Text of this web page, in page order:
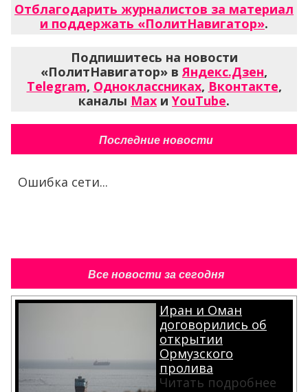
Отблагодарить журналистов за материал
и поддержать «ПолитНавигатор».
Подпишитесь на новости
«ПолитНавигатор» вЯндекс.Дзен,
Telegram, Одноклассниках, Вконтакте,
каналы Max и YouTube.
Последние новости
Ошибка сети...
Все новости за сегодня
Иран и Оман
договорились об
открытии
Ормузского
пролива
Читать подробнее